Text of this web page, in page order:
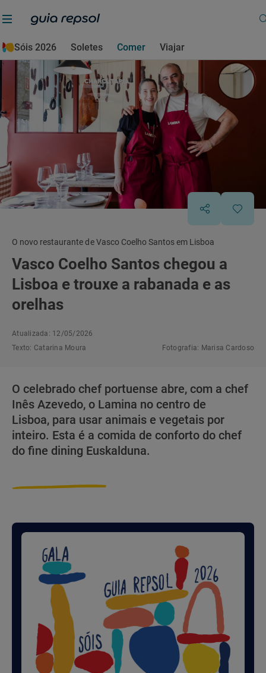
Sóis 2026 Soletes Comer Viajar
O novo restaurante de Vasco Coelho Santos em Lisboa
Vasco Coelho Santos chegou a
Lisboa e trouxe a rabanada e as
orelhas
Atualizada: 12/05/2026
Texto: Catarina Moura Fotografia: Marisa Cardoso
O celebrado chef portuense abre, com a chef
Inês Azevedo, o Lamina no centro de
Lisboa, para usar animais e vegetais por
inteiro. Esta é a comida de conforto do chef
do fine dining Euskalduna.